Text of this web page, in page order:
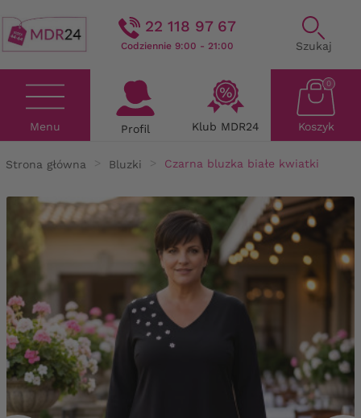
22 118 97 67
Codziennie 9:00 - 21:00 Szukaj
Menu Profil Klub MDR24 Koszyk
0
Strona główna Bluzki Czarna bluzka białe kwiatki